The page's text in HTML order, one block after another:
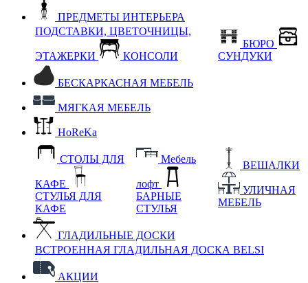
ПРЕДМЕТЫ ИНТЕРЬЕРА
ПОДСТАВКИ, ЦВЕТОЧНИЦЫ,
ЭТАЖЕРКИ КОНСОЛИ
БЮРО
СУНДУКИ
БЕСКАРКАСНАЯ МЕБЕЛЬ
МЯГКАЯ МЕБЕЛЬ
HoReKa
СТОЛЫ ДЛЯ
КАФЕ
СТУЛЬЯ ДЛЯ
КАФЕ
Мебель
лофт
БАРНЫЕ
СТУЛЬЯ
ВЕШАЛКИ
УЛИЧНАЯ
МЕБЕЛЬ
ГЛАДИЛЬНЫЕ ДОСКИ
ВСТРОЕННАЯ ГЛАДИЛЬНАЯ ДОСКА BELSI
АКЦИИ